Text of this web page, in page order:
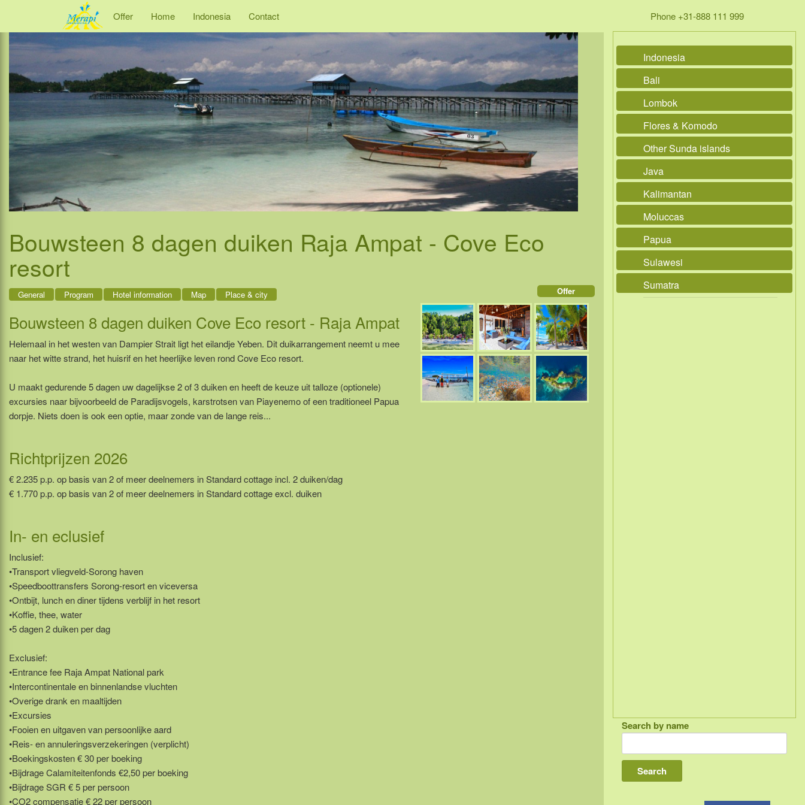
Offer Home Indonesia Contact Phone +31-888 111 999
Bouwsteen 8 dagen duiken Raja Ampat - Cove Eco
resort
General Program Hotel information Map Place & city Offer
Bouwsteen 8 dagen duiken Cove Eco resort - Raja Ampat
Helemaal in het westen van Dampier Strait ligt het eilandje Yeben. Dit duikarrangement neemt u mee
naar het witte strand, het huisrif en het heerlijke leven rond Cove Eco resort.
U maakt gedurende 5 dagen uw dagelijkse 2 of 3 duiken en heeft de keuze uit talloze (optionele)
excursies naar bijvoorbeeld de Paradijsvogels, karstrotsen van Piayenemo of een traditioneel Papua
dorpje. Niets doen is ook een optie, maar zonde van de lange reis...
Richtprijzen 2026
€ 2.235 p.p. op basis van 2 of meer deelnemers in Standard cottage incl. 2 duiken/dag
€ 1.770 p.p. op basis van 2 of meer deelnemers in Standard cottage excl. duiken
In- en eclusief
Inclusief:
•Transport vliegveld-Sorong haven
•Speedboottransfers Sorong-resort en viceversa
•Ontbijt, lunch en diner tijdens verblijf in het resort
•Koffie, thee, water
•5 dagen 2 duiken per dag
Exclusief:
•Entrance fee Raja Ampat National park
•Intercontinentale en binnenlandse vluchten
•Overige drank en maaltijden
•Excursies
•Fooien en uitgaven van persoonlijke aard
•Reis- en annuleringsverzekeringen (verplicht)
•Boekingskosten € 30 per boeking
•Bijdrage Calamiteitenfonds €2,50 per boeking
•Bijdrage SGR € 5 per persoon
•CO2 compensatie € 22 per persoon
Indonesia
Bali
Lombok
Flores & Komodo
Other Sunda islands
Java
Kalimantan
Moluccas
Papua
Sulawesi
Sumatra
Search by name